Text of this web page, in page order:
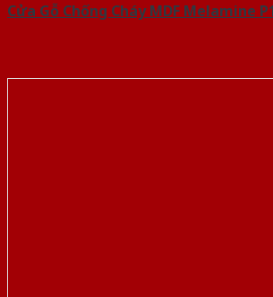
Cửa Gỗ Chống Cháy MDF Melamine